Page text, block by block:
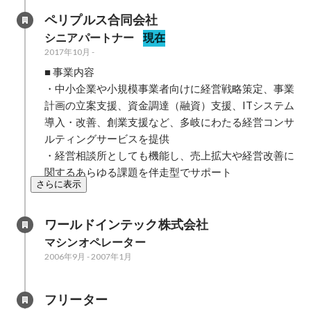
ペリプルス合同会社
シニアパートナー 現在
2017年10月 -
■ 事業内容
・中小企業や小規模事業者向けに経営戦略策定、事業
計画の立案支援、資金調達（融資）支援、ITシステム
導入・改善、創業支援など、多岐にわたる経営コンサ
ルティングサービスを提供
・経営相談所としても機能し、売上拡大や経営改善に
関するあらゆる課題を伴走型でサポート
さらに表示
ワールドインテック株式会社
マシンオペレーター
2006年9月 -2007年1月
フリーター